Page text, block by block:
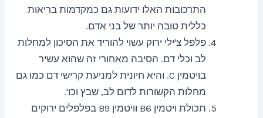
התרכובות האלו ידועות גם כמקדמות בריאות
כללית טובה יותר של בני אדם.
פלפל צ'ילי ירוק עשוי להוריד את הסיכון למחלות
לב וכלי דם. הסיבה מאחורי זה שהוא עשיר
בויטמין C. והיא חיונית למניעת קרישי דם כמו גם
מחלות הקשורות לדום לב, שבץ וכו'.
תכולת ויטמין B6 וויטמין B9 בפלפלים ירוקים